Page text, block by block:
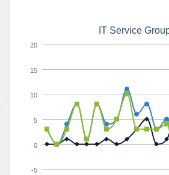
IT Service
-5
0
5
10
15
20